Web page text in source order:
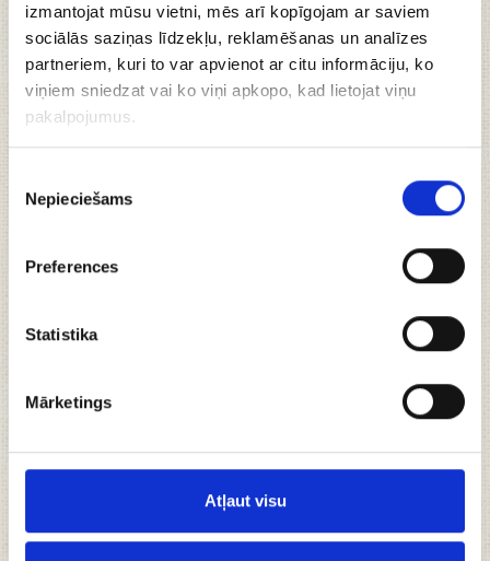
izmantojat mūsu vietni, mēs arī kopīgojam ar saviem
sociālās saziņas līdzekļu, reklamēšanas un analīzes
partneriem, kuri to var apvienot ar citu informāciju, ko
viņiem sniedzat vai ko viņi apkopo, kad lietojat viņu
pakalpojumus.
izvēle
Nepieciešams
Preferences
Statistika
Mārketings
Atļaut visu
lai nevienam vairs nav jābēdājas, ka ar vienu garšu un
vienu paciņu nav gana…
Izlasē ietilpst:
grauzdiņi ar bekonu un mārrutkiem.
Ar tiem var droši doties ciemos, jo Līgo iepakojumā